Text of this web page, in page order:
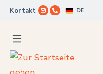
Zum Hauptinhalt springen
Kontakt DE